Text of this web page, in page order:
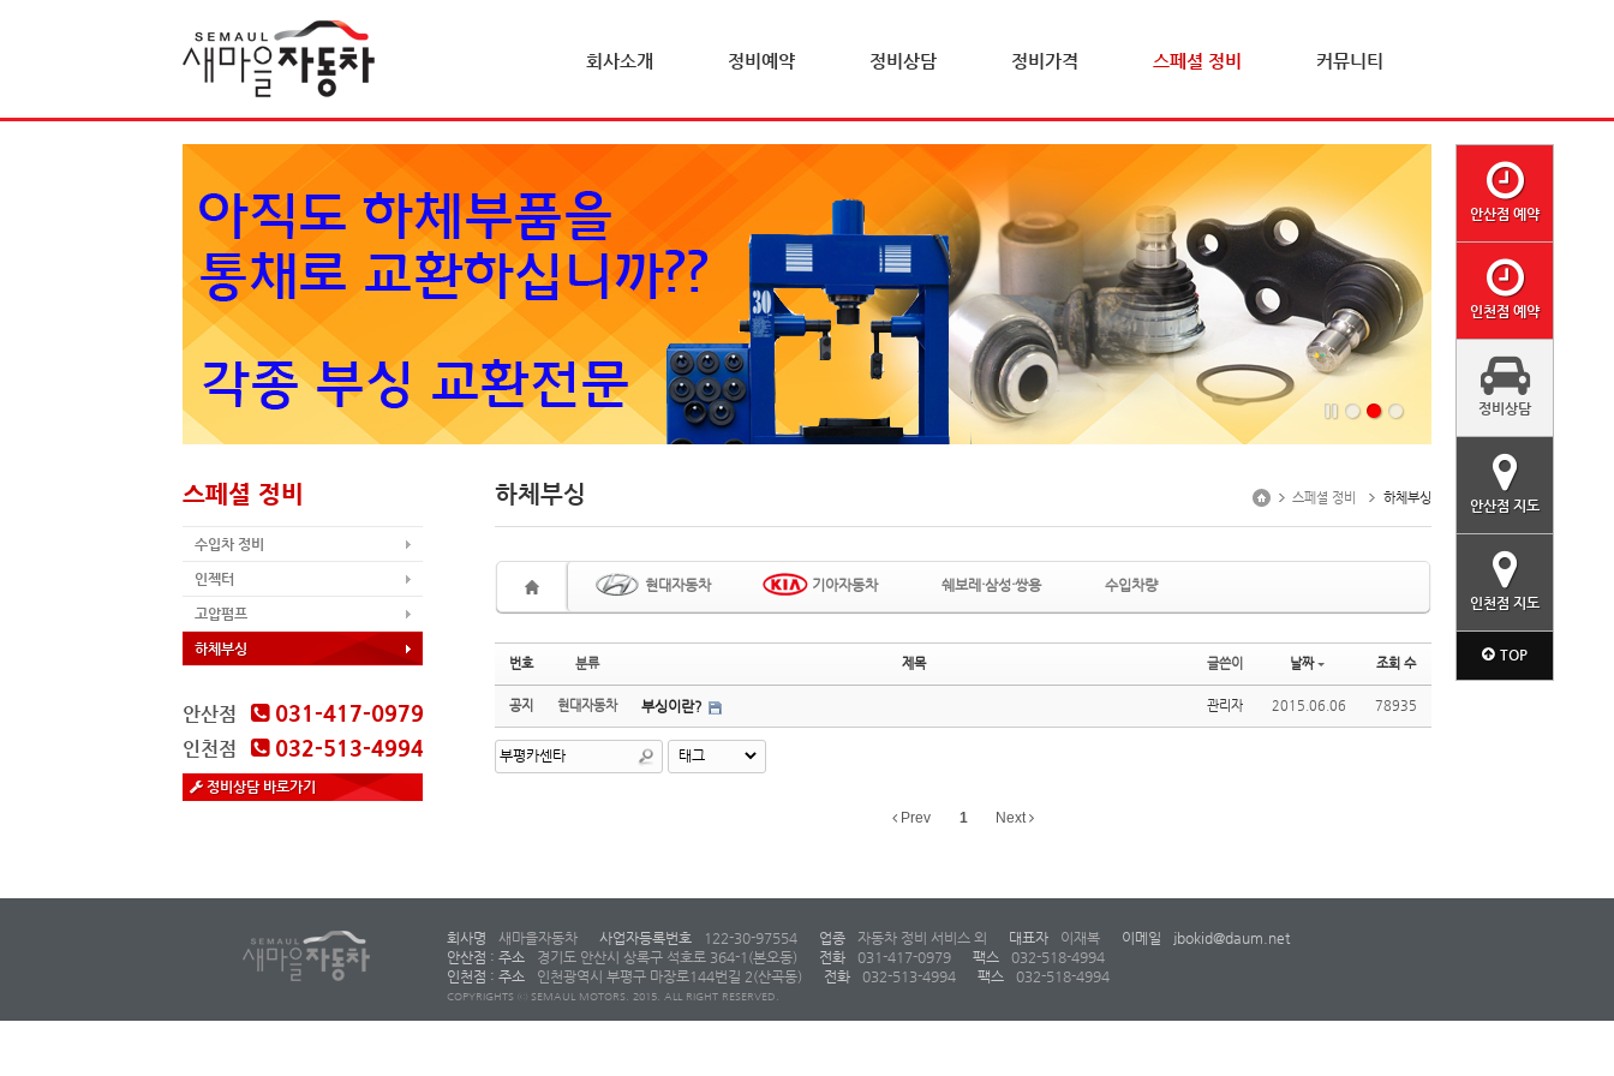
회사소개 정비예약 정비상담 정비가격 스페셜 정비 커뮤니티
스페셜 정비
수입차 정비
인젝터
고압펌프
하체부싱
안산점 031-417-0979
인천점 032-513-4994
정비상담 바로가기
하체부싱 스페셜 정비 하체부싱
현대자동차 기아자동차 쉐보레·삼성·쌍용 수입차량
번호 분류 제목 글쓴이 날짜 조회 수
공지 현대자동차 부싱이란? 관리자 2015.06.06 78935
Prev 1 Next
안산점 예약
인천점 예약
정비상담
안산점 지도
인천점 지도
TOP
회사명 새마을자동차 사업자등록번호 122-30-97554 업종 자동차 정비 서비스 외 대표자 이재복 이메일
jbokid@daum.net
안산점 : 주소
경기도 안산시 상록구 석호로 364-1(본오동) 전화 031-417-0979 팩스
032-518-4994
인천점 : 주소
인천광역시 부평구 마장로144번길 2(산곡동) 전화 032-513-4994 팩스 032-518-4994
COPYRIGHTS ⓒ SEMAUL MOTORS. 2015. ALL RIGHT RESERVED.